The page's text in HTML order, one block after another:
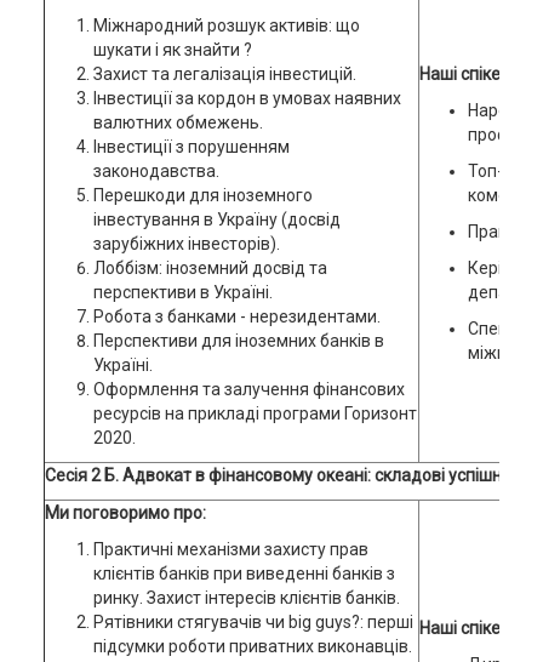
Міжнародний розшук активів: що
шукати і як знайти ?
Захист та легалізація інвестицій.
Інвестиції за кордон в умовах наявних
валютних обмежень.
Інвестиції з порушенням
законодавства.
Перешкоди для іноземного
інвестування в Україну (досвід
зарубіжних інвесторів).
Лоббізм: іноземний досвід та
перспективи в Україні.
Робота з банками - нерезидентами.
Перспективи для іноземних банків в
Україні.
Оформлення та залучення фінансових
ресурсів на прикладі програми Горизонт
2020.
Наші спікери:
Топ-
Сесія 2 Б. Адвокат в фінансовому океані: складові успішної
Ми поговоримо про:
Практичні механізми захисту прав
клієнтів банків при виведенні банків з
ринку. Захист інтересів клієнтів банків.
Рятівники стягувачів чи big guys?: перші
підсумки роботи приватних виконавців.
Наші спікери: